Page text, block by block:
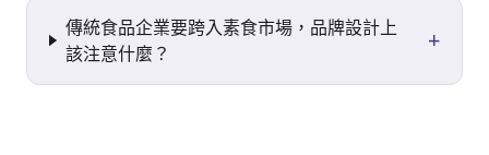
傳統食品企業要跨入素食市場，品牌設計上
該注意什麼？
+